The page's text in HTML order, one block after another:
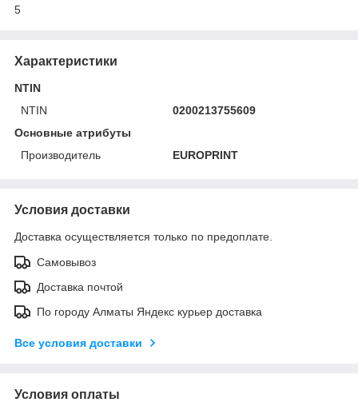
5
Характеристики
NTIN
NTIN
0200213755609
Основные атрибуты
Производитель
EUROPRINT
Условия доставки
Доставка осуществляется только по предоплате.
Самовывоз
Доставка почтой
По городу Алматы Яндекс курьер доставка
Все условия доставки
Условия оплаты